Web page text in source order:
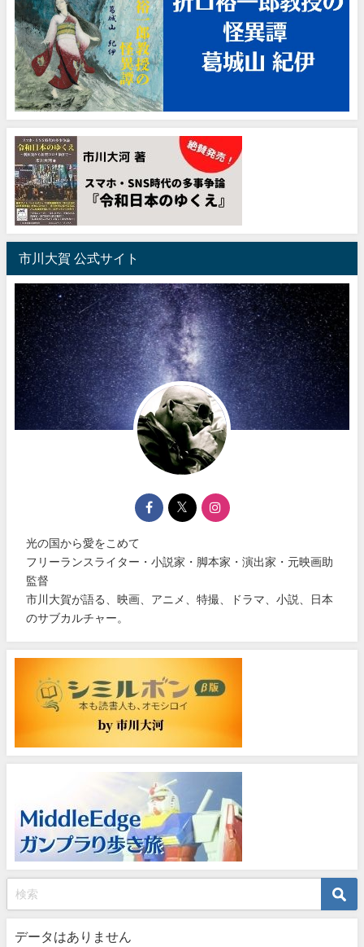
市川大賀 公式サイト
光の国から愛をこめて
フリーランスライター・小説家・脚本家・演出家・元映画助
監督
市川大賀が語る、映画、アニメ、特撮、ドラマ、小説、日本
のサブカルチャー。
データはありません